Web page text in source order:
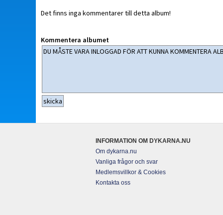
Det finns inga kommentarer till detta album!
Kommentera albumet
INFORMATION OM DYKARNA.NU
Om dykarna.nu
Vanliga frågor och svar
Medlemsvillkor & Cookies
Kontakta oss